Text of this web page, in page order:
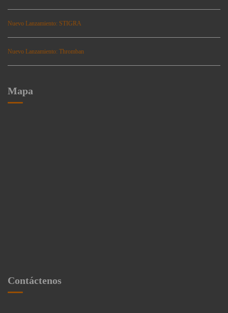
Nuevo Lanzamiento: STIGRA
Nuevo Lanzamiento: Thromban
Mapa
Contáctenos